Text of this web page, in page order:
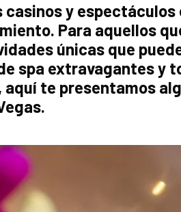
y
Para aquellos
únicas que
spa extravagantes y
te presentamos